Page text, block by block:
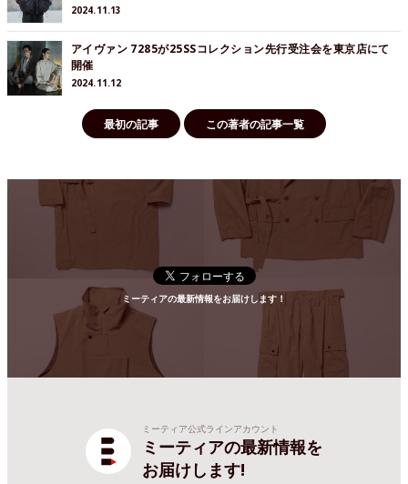
2024.11.13
アイヴァン 7285が25SSコレクション先行受注会を東京店にて
開催
2024.11.12
最初の記事 この著者の記事一覧
ミーティアの最新情報をお届けします！
ミーティア公式ラインアカウント
ミーティアの最新情報を
お届けします!